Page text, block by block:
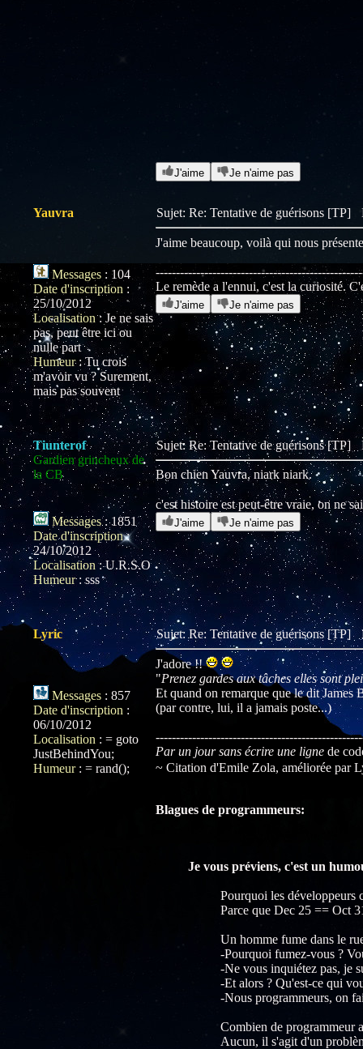
J'aime Je n'aime pas
Yauvra
Messages : 104
Date d'inscription :
25/10/2012
Localisation: Je ne sais
pas, peut être ici ou
nulle part
Humeur:Tu crois
m'avoir vu ? Surement,
mais pas souvent
Sujet: Re: Tentative de guérisons [TP]
J'aime beaucoup, voilà qui nous
Le remède a l'ennui, c'est la curiosité.
J'aime Je n'aime pas
Tiunterof
Gardien grincheux de
la CB
Messages:1851
Date d'inscription:
24/10/2012
Localisation :U.R.S.O
Humeur:sss
Sujet: Re: Tentative de guérisons [TP]
Bon chien Yauvra, niark niark.
c'est histoire est peut-être vraie, on ne
J'aime Je n'aime pas
Lyric
Messages : 857
Date d'inscription :
06/10/2012
Localisation : = goto
JustBehindYou;
Humeur: = rand();
Sujet: Re: Tentative de guérisons [TP]
J'adore !!
"Prenez gardes aux tâches elles sont
Et quand on remarque que le dit
(par contre, lui, il a jamais poste...)
Par un jour sans écrire une ligne de
~ Citation d'Emile Zola, améliorée par
Blagues de programmeurs:
Je vous préviens, c'est un
Pourquoi les développeurs
Parce que Dec 25 == Oct
Un homme fume dans le
-Pourquoi fumez-vous ?
-Ne vous inquiétez pas, je
-Et alors ? Qu'est-ce qui
-Nous programmeurs, on
Combien de programmeur
Aucun, il s'agit d'un